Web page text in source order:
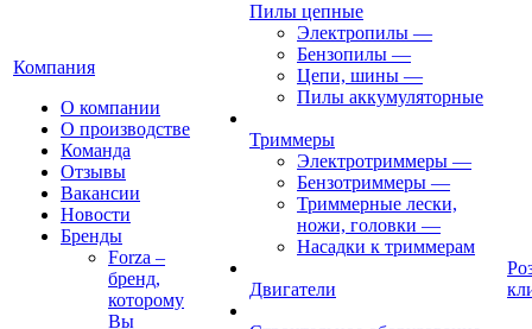
Компания
О компании
О производстве
Команда
Отзывы
Вакансии
Новости
Бренды
Forza –
бренд,
которому
Вы
Пилы цепные
Электропилы —
Бензопилы —
Цепи, шины —
Пилы аккумуляторные
Триммеры
Электротриммеры —
Бензотриммеры —
Триммерные лески,
ножи, головки —
Насадки к триммерам
Двигатели